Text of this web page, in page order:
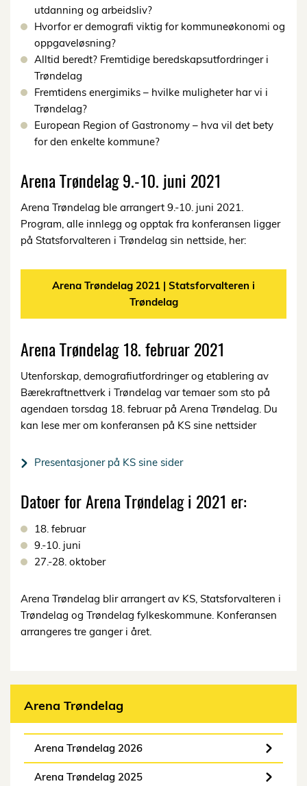
utdanning og arbeidsliv?
Hvorfor er demografi viktig for kommuneøkonomi og
oppgaveløsning?
Alltid beredt? Fremtidige beredskapsutfordringer i
Trøndelag
Fremtidens energimiks – hvilke muligheter har vi i
Trøndelag?
European Region of Gastronomy – hva vil det bety
for den enkelte kommune?
Arena Trøndelag 9.-10. juni 2021
Arena Trøndelag ble arrangert 9.-10. juni 2021.
Program, alle innlegg og opptak fra konferansen ligger
på Statsforvalteren i Trøndelag sin nettside, her:
Arena Trøndelag 2021 | Statsforvalteren i
Trøndelag
Arena Trøndelag 18. februar 2021
Utenforskap, demografiutfordringer og etablering av
Bærekraftnettverk i Trøndelag var temaer som sto på
agendaen torsdag 18. februar på Arena Trøndelag. Du
kan lese mer om konferansen på KS sine nettsider
Presentasjoner på KS sine sider
Datoer for Arena Trøndelag i 2021 er:
18. februar
9.-10. juni
27.-28. oktober
Arena Trøndelag blir arrangert av KS, Statsforvalteren i
Trøndelag og Trøndelag fylkeskommune. Konferansen
arrangeres tre ganger i året.
Arena Trøndelag
Arena Trøndelag 2026
Arena Trøndelag 2025